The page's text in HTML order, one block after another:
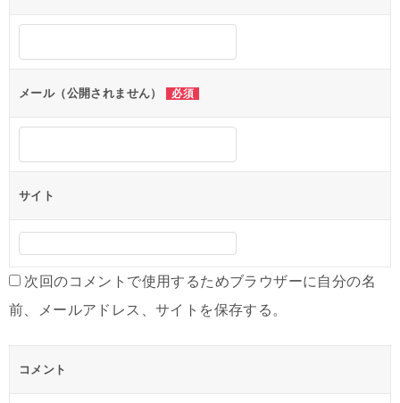
メール（公開されません） 必須
サイト
次回のコメントで使用するためブラウザーに自分の名
前、メールアドレス、サイトを保存する。
コメント